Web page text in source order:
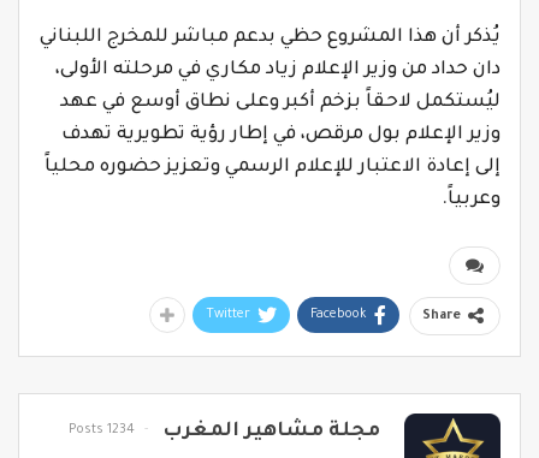
يُذكر أن هذا المشروع حظي بدعم مباشر للمخرج اللبناني
دان حداد من وزير الإعلام زياد مكاري في مرحلته الأولى،
ليُستكمل لاحقاً بزخم أكبر وعلى نطاق أوسع في عهد
وزير الإعلام بول مرقص، في إطار رؤية تطويرية تهدف
إلى إعادة الاعتبار للإعلام الرسمي وتعزيز حضوره محلياً
وعربياً.
Share
Facebook
Twitter
مجلة مشاهير المغرب 1234 Posts